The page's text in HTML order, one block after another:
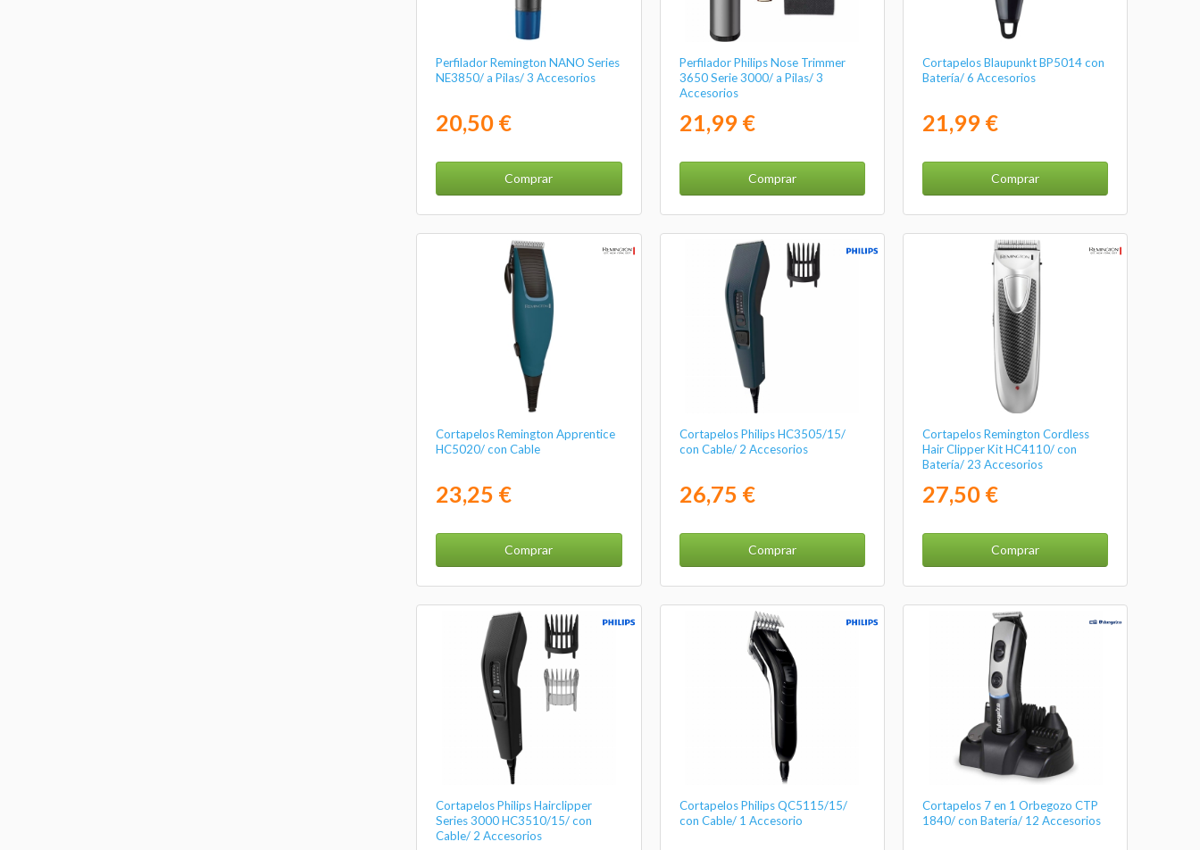
Perfilador Remington NANO Series
NE3850/ a Pilas/ 3 Accesorios
20,50 €
Comprar
Perfilador Philips Nose Trimmer
3650 Serie 3000/ a Pilas/ 3
Accesorios
21,99 €
Comprar
Cortapelos Blaupunkt BP5014 con
Batería/ 6 Accesorios
21,99 €
Comprar
Cortapelos Remington Apprentice
HC5020/ con Cable
23,25 €
Comprar
Cortapelos Philips HC3505/15/
con Cable/ 2 Accesorios
26,75 €
Comprar
Cortapelos Remington Cordless
Hair Clipper Kit HC4110/ con
Batería/ 23 Accesorios
27,50 €
Comprar
Cortapelos Philips Hairclipper
Series 3000 HC3510/15/ con
Cable/ 2 Accesorios
Cortapelos Philips QC5115/15/
con Cable/ 1 Accesorio
Cortapelos 7 en 1 Orbegozo CTP
1840/ con Batería/ 12 Accesorios